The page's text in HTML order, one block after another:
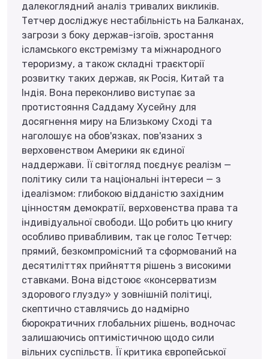
далекоглядний аналіз тривалих викликів.
Тетчер досліджує нестабільність на Балканах,
загрози з боку держав-ізгоїв, зростання
ісламського екстремізму та міжнародного
тероризму, а також складні траєкторії
розвитку таких держав, як Росія, Китай та
Індія. Вона переконливо виступає за
протистояння Саддаму Хусейну для
досягнення миру на Близькому Сході та
наголошує на обов'язках, пов'язаних з
верховенством Америки як єдиної
наддержави. Її світогляд поєднує реалізм —
політику сили та національні інтереси — з
ідеалізмом: глибокою відданістю західним
цінностям демократії, верховенства права та
індивідуальної свободи. Що робить цю книгу
особливо привабливим, так це голос Тетчер:
прямий, безкомпромісний та сформований на
десятиліттях прийняття рішень з високими
ставками. Вона відстоює «консерватизм
здорового глузду» у зовнішній політиці,
скептично ставлячись до надмірно
бюрократичних глобальних рішень, водночас
залишаючись оптимістичною щодо сили
вільних суспільств. Її критика європейської